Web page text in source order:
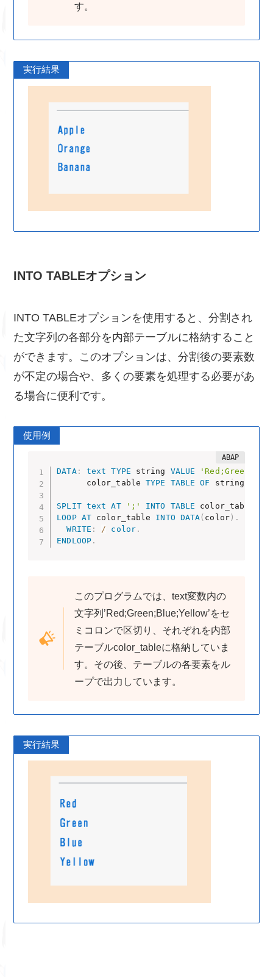
す。
実行結果
INTO TABLEオプション
INTO TABLEオプションを使用すると、分割され
た文字列の各部分を内部テーブルに格納すること
ができます。このオプションは、分割後の要素数
が不定の場合や、多くの要素を処理する必要があ
る場合に便利です。
使用例
DATA: text TYPE string VALUE
      color_table
TYPE TABLE OF string
SPLIT text AT ';' INTO TABLE color_table
LOOP AT color_table INTO DATA( color) .
WRITE : / color.
ENDLOOP.
このプログラムでは、text変数内の
文字列’Red;Green;Blue;Yellow’をセ
ミコロンで区切り、それぞれを内部
テーブルcolor_tableに格納していま
す。その後、テーブルの各要素をル
ープで出力しています。
実行結果